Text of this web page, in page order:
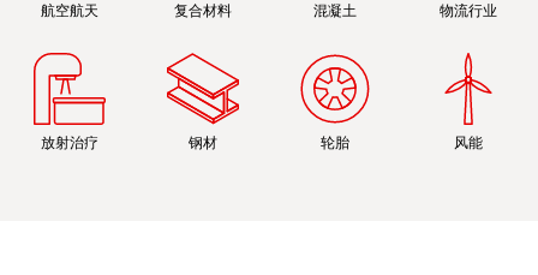
航空航天 复合材料 混凝土 物流行业
放射治疗 钢材 轮胎 风能